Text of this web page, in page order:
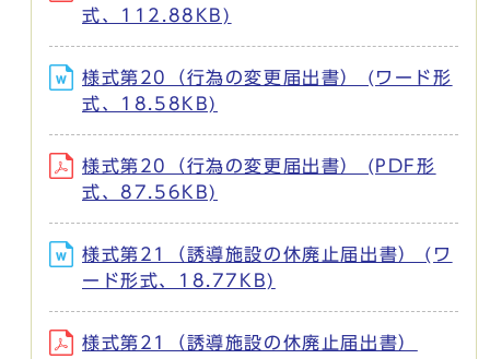
式、112.88KB)
様式第20（行為の変更届出書） (ワード形
式、18.58KB)
様式第20（行為の変更届出書） (PDF形
式、87.56KB)
様式第21（誘導施設の休廃止届出書） (ワ
ード形式、18.77KB)
様式第21（誘導施設の休廃止届出書）